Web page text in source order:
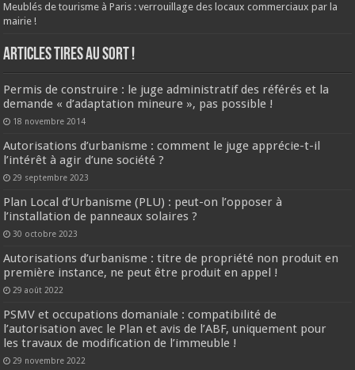
Meublés de tourisme à Paris : verrouillage des locaux commerciaux par la
mairie !
ARTICLES TIRES AU SORT !
Permis de construire : le juge administratif des référés et la
demande « d’adaptation mineure », pas possible !
18 novembre 2014
Autorisations d’urbanisme : comment le juge apprécie-t-il
l’intérêt à agir d’une société ?
29 septembre 2023
Plan Local d’Urbanisme (PLU) : peut-on l’opposer à
l’installation de panneaux solaires ?
30 octobre 2023
Autorisations d’urbanisme : titre de propriété non produit en
première instance, ne peut être produit en appel !
29 août 2022
PSMV et occupations domaniale : compatibilité de
l’autorisation avec le Plan et avis de l’ABF, uniquement pour
les travaux de modification de l’immeuble !
29 novembre 2022